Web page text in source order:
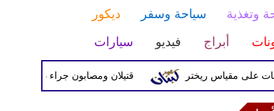
وتغذية سياحة وسفر
ديكور
أبراج فيديو سيارات
قتيلان ومصابون جراء 14 غارة إسرائيلية على شرق وجنوب لبنان